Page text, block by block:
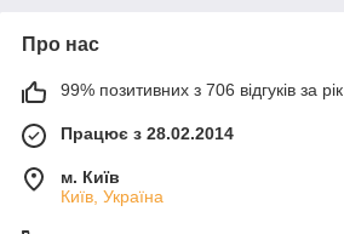
Про нас
99% позитивних з 706 відгуків за рік
Працює з 28.02.2014
м. Київ
Київ, Україна